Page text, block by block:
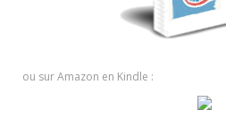
ou sur Amazon en Kindle :